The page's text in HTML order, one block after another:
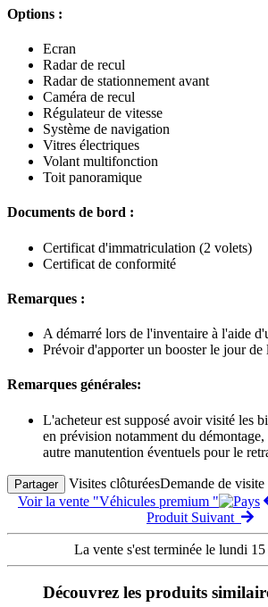
Options :
Ecran
Radar de recul
Radar de stationnement avant
Caméra de recul
Régulateur de vitesse
Système de navigation
Vitres électriques
Volant multifonction
Toit panoramique
Documents de bord :
Certificat d'immatriculation (2 volets)
Certificat de conformité
Remarques :
A démarré lors de l'inventaire à l'aide
Prévoir d'apporter un booster le jour de
Remarques générales:
L'acheteur est supposé avoir visité les
en prévision notamment du
autre manutention éventuels pour le
Partager Visites clôturéesDemande de visite
Voir la vente "Véhicules premium "
Produit Suivant
La vente s'est terminée le lundi
Découvrez les produits